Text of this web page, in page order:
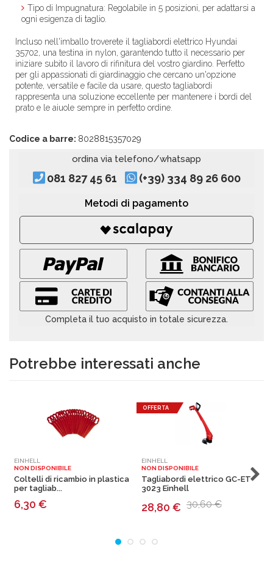
Tipo di Impugnatura: Regolabile in 5 posizioni, per adattarsi a
ogni esigenza di taglio.
Incluso nell'imballo troverete il tagliabordi elettrico Hyundai
35702, una testina in nylon, garantendo tutto il necessario per
iniziare subito il lavoro di rifinitura del vostro giardino. Perfetto
per gli appassionati di giardinaggio che cercano un'opzione
potente, versatile e facile da usare, questo tagliabordi
rappresenta una soluzione eccellente per mantenere i bordi del
prato e le aiuole sempre in perfetto ordine.
Codice a barre: 8028815357029
ordina via telefono/whatsapp
081 827 45 61 (+39) 334 89 26 600
Metodi di pagamento
Completa il tuo acquisto in totale sicurezza.
Potrebbe interessati anche
EINHELL
NON DISPONIBILE
Coltelli di ricambio in plastica
per tagliab...
6,30 €
OFFERTA
EINHELL
NON DISPONIBILE
Tagliabordi elettrico GC-ET
3023 Einhell
28,80 € 30,60 €